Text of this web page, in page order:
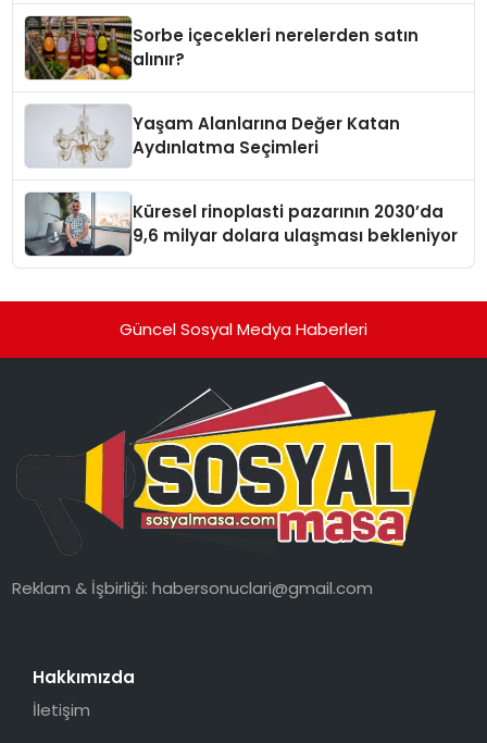
Sorbe içecekleri nerelerden satın
alınır?
Yaşam Alanlarına Değer Katan
Aydınlatma Seçimleri
Küresel rinoplasti pazarının 2030’da
9,6 milyar dolara ulaşması bekleniyor
Güncel Sosyal Medya Haberleri
Reklam & İşbirliği:habersonuclari@gmail.com
Hakkımızda
İletişim